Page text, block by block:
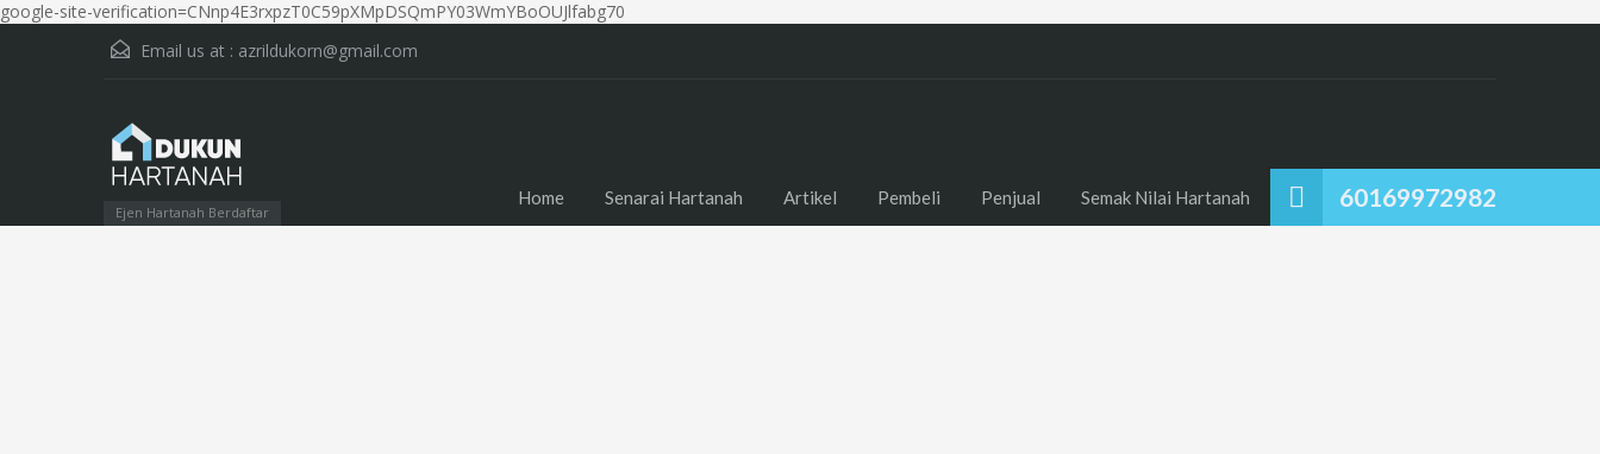
google-site-verification=CNnp4E3rxpzT0C59pXMpDSQmPY03WmYBoOUJlfabg70
Email us at : azrildukorn@gmail.com
Ejen Hartanah Berdaftar
60169972982
Home Senarai Hartanah Artikel Pembeli Penjual Semak Nilai Hartanah